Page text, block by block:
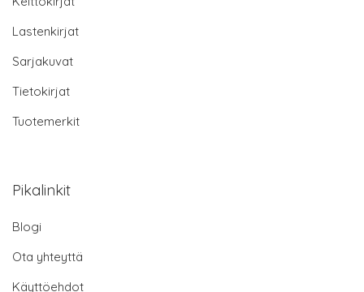
Lastenkirjat
Sarjakuvat
Tietokirjat
Tuotemerkit
Pikalinkit
Blogi
Ota yhteyttä
Käyttöehdot